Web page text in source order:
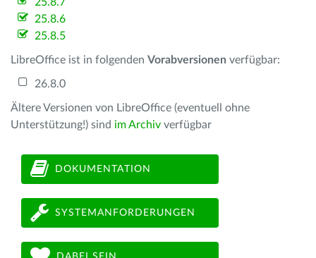
25.8.6
25.8.5
LibreOffice ist in folgenden Vorabversionen verfügbar:
26.8.0
Ältere Versionen von LibreOffice (eventuell ohne
Unterstützung!) sind im Archiv verfügbar
DOKUMENTATION
SYSTEMANFORDERUNGEN